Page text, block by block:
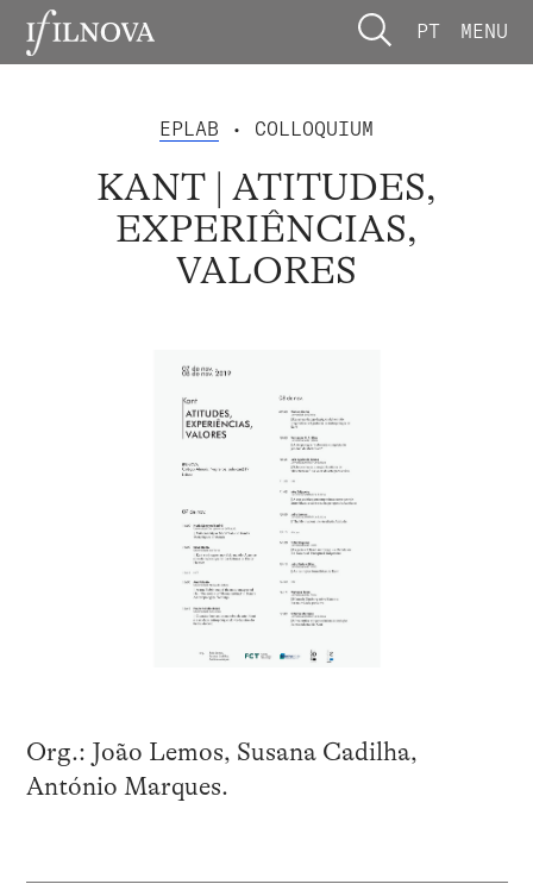
PT MENU
EPLAB • COLLOQUIUM
KANT | ATITUDES,
EXPERIÊNCIAS,
VALORES
Org.: João Lemos, Susana Cadilha,
António Marques.